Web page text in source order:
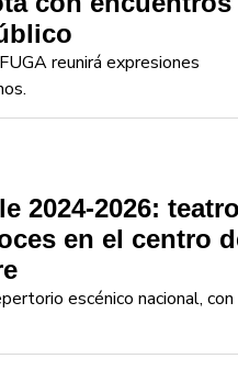
reunirá expresiones
2024-2026: teatro
en el centro
escénico nacional, con